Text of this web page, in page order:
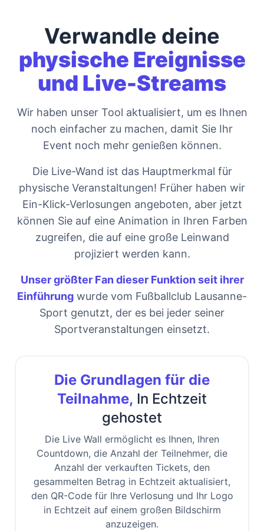
Verwandle deine
physische Ereignisse
und Live-Streams
Wir haben unser Tool aktualisiert, um es Ihnen
noch einfacher zu machen, damit Sie Ihr
Event noch mehr genießen können.
Die Live-Wand ist das Hauptmerkmal für
physische Veranstaltungen! Früher haben wir
Ein-Klick-Verlosungen angeboten, aber jetzt
können Sie auf eine Animation in Ihren Farben
zugreifen, die auf eine große Leinwand
projiziert werden kann.
Unser größter Fan dieser Funktion seit ihrer
Einführung wurde vom Fußballclub Lausanne-
Sport genutzt, der es bei jeder seiner
Sportveranstaltungen einsetzt.
Die Grundlagen für die
Teilnahme, In Echtzeit
gehostet
Die Live Wall ermöglicht es Ihnen, Ihren
Countdown, die Anzahl der Teilnehmer, die
Anzahl der verkauften Tickets, den
gesammelten Betrag in Echtzeit aktualisiert,
den QR-Code für Ihre Verlosung und Ihr Logo
in Echtzeit auf einem großen Bildschirm
anzuzeigen.